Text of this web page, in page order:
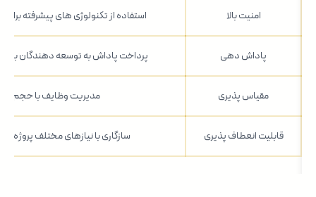
امنیت بالا استفاده از تکنولوژی های پیشرفته
پاداش دهی پرداخت پاداش به توسعه دهندگان
مقیاس پذیری مدیریت وظایف با حجم بالا
قابلیت انعطاف پذیری سازگاری با نیازهای مختلف پروژه